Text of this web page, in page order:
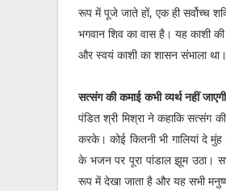
रूप में पूजे जाते हों, एक ही सर्वोच्च
भगवान शिव का वास है। यह काशी की
और स्वयं काशी का शासन संभाला था।
सत्संग की कमाई कभी व्यर्थ नहीं जाएगी
पंडित श्री मिश्रा ने कहाकि सत्संग
करके। कोई कितनी भी गालियां दे
के भजन पर पूरा पांडाल झूम उठा।
रूप में देखा जाता है और यह सभी